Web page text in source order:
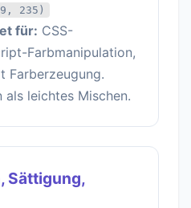
235)
für: CSS-
Farbmanipulation,
Farberzeugung.
leichtes Mischen.
Sättigung,